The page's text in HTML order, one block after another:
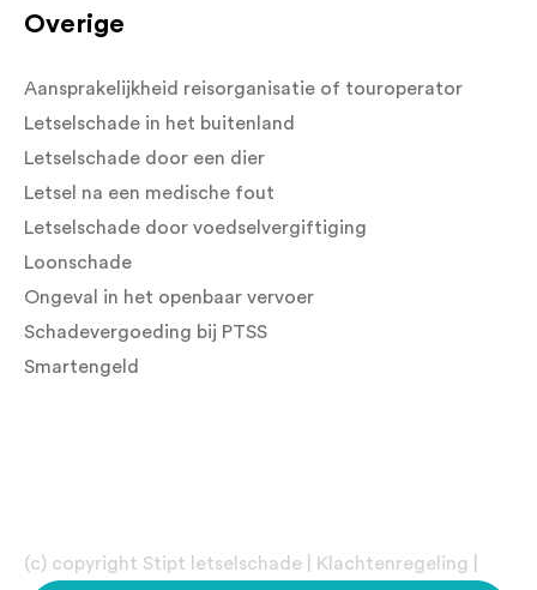
Overige
Aansprakelijkheid reisorganisatie of touroperator
Letselschade in het buitenland
Letselschade door een dier
Letsel na een medische fout
Letselschade door voedselvergiftiging
Loonschade
Ongeval in het openbaar vervoer
Schadevergoeding bij PTSS
Smartengeld
(c) copyright Stipt letselschade | Klachtenregeling